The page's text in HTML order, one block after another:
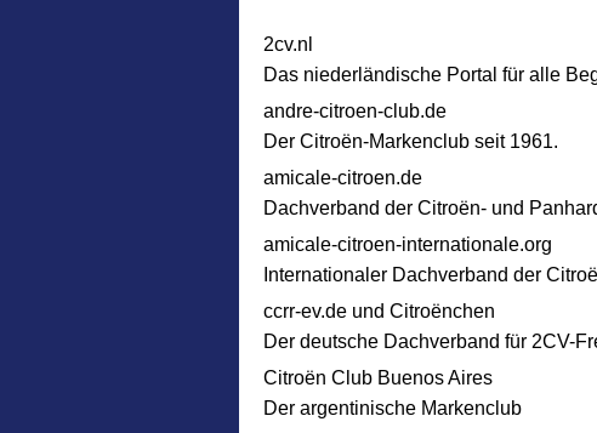
2cv.nl
Das niederländische Portal für alle
andre-citroen-club.de
Der Citroën-Markenclub seit 1961.
amicale-citroen.de
Dachverband der Citroën- und
amicale-citroen-internationale.org
Internationaler Dachverband der
ccrr-ev.de und Citroënchen
Der deutsche Dachverband für 2CV-
Citroën Club Buenos Aires
Der argentinische Markenclub